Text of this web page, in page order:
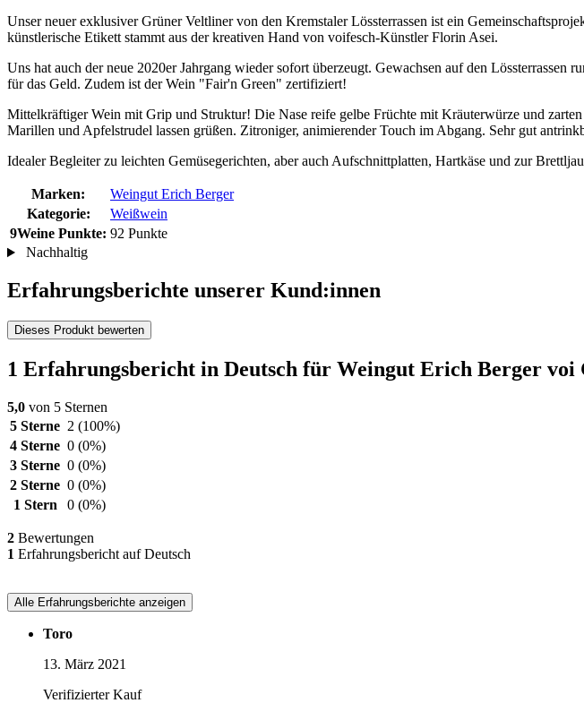
Unser neuer exklusiver Grüner Veltliner von den Kremstaler Lössterrassen ist ein
künstlerische Etikett stammt aus der kreativen Hand von voifesch-Künstler Florin Asei.
Uns hat auch der neue 2020er Jahrgang wieder sofort überzeugt. Gewachsen auf den
für das Geld. Zudem ist der Wein "Fair'n Green" zertifiziert!
Mittelkräftiger Wein mit Grip und Struktur! Die Nase reife gelbe Früchte mit Kräuterwürze und
Marillen und Apfelstrudel lassen grüßen. Zitroniger, animierender Touch im Abgang. Sehr gut
Idealer Begleiter zu leichten Gemüsegerichten, aber auch Aufschnittplatten, Hartkäse und zur
Marken:
Weingut Erich Berger
Kategorie:
Weißwein
9Weine Punkte: 92 Punkte
Nachhaltig
Erfahrungsberichte unserer Kund:innen
Dieses Produkt bewerten
1 Erfahrungsbericht in Deutsch für Weingut Erich Berger
5,0 von 5 Sternen
5 Sterne 2 (100%)
4 Sterne 0 (0%)
3 Sterne 0 (0%)
2 Sterne 0 (0%)
1 Stern
0 (0%)
2 Bewertungen
1 Erfahrungsbericht auf Deutsch
Alle Erfahrungsberichte anzeigen
Toro
13. März 2021
Verifizierter Kauf